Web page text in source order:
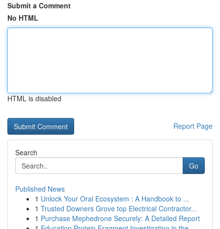
Submit a Comment
No HTML
HTML is disabled
Report Page
Search
Go
Published News
1 Unlock Your Oral Ecosystem : A Handbook to ...
1 Trusted Downers Grove top Electrical Contractor...
1 Purchase Mephedrone Securely: A Detailed Report